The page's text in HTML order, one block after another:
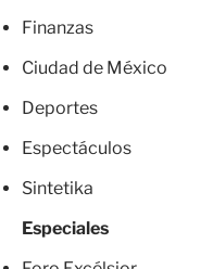
Finanzas
Ciudad de México
Deportes
Espectáculos
Sintetika
Especiales